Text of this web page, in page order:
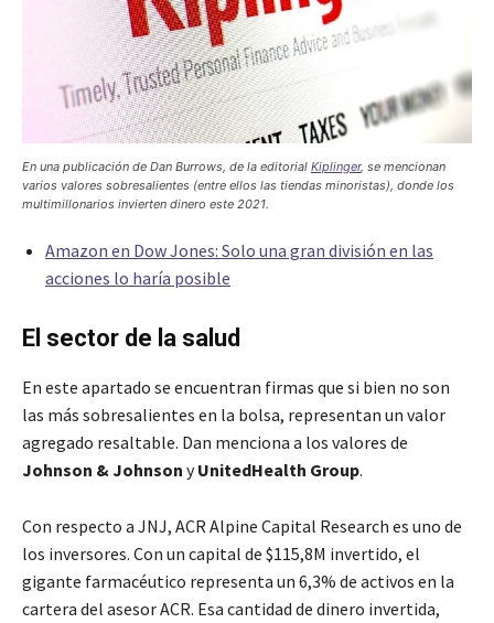
En una publicación de Dan Burrows, de la editorial Kiplinger, se mencionan
varios valores sobresalientes (entre ellos las tiendas minoristas), donde los
multimillonarios invierten dinero este 2021.
Amazon en Dow Jones: Solo una gran división en las
acciones lo haría posible
El sector de la salud
En este apartado se encuentran firmas que si bien no son
las más sobresalientes en la bolsa, representan un valor
agregado resaltable. Dan menciona a los valores de
Johnson & Johnson yUnitedHealth Group.
Con respecto a JNJ, ACR Alpine Capital Research es uno de
los inversores. Con un capital de $115,8M invertido, el
gigante farmacéutico representa un 6,3% de activos en la
cartera del asesor ACR. Esa cantidad de dinero invertida,